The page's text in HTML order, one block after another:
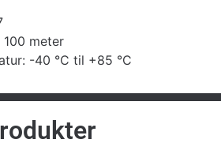
100 meter
-40 °C til +85 °C